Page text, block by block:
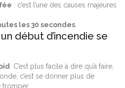
: c’est l’une des causes majeures
les 30 secondes
début d’incendie se
. C’est plus facile à dire qu’à faire,
c’est se donner plus de
tromper.